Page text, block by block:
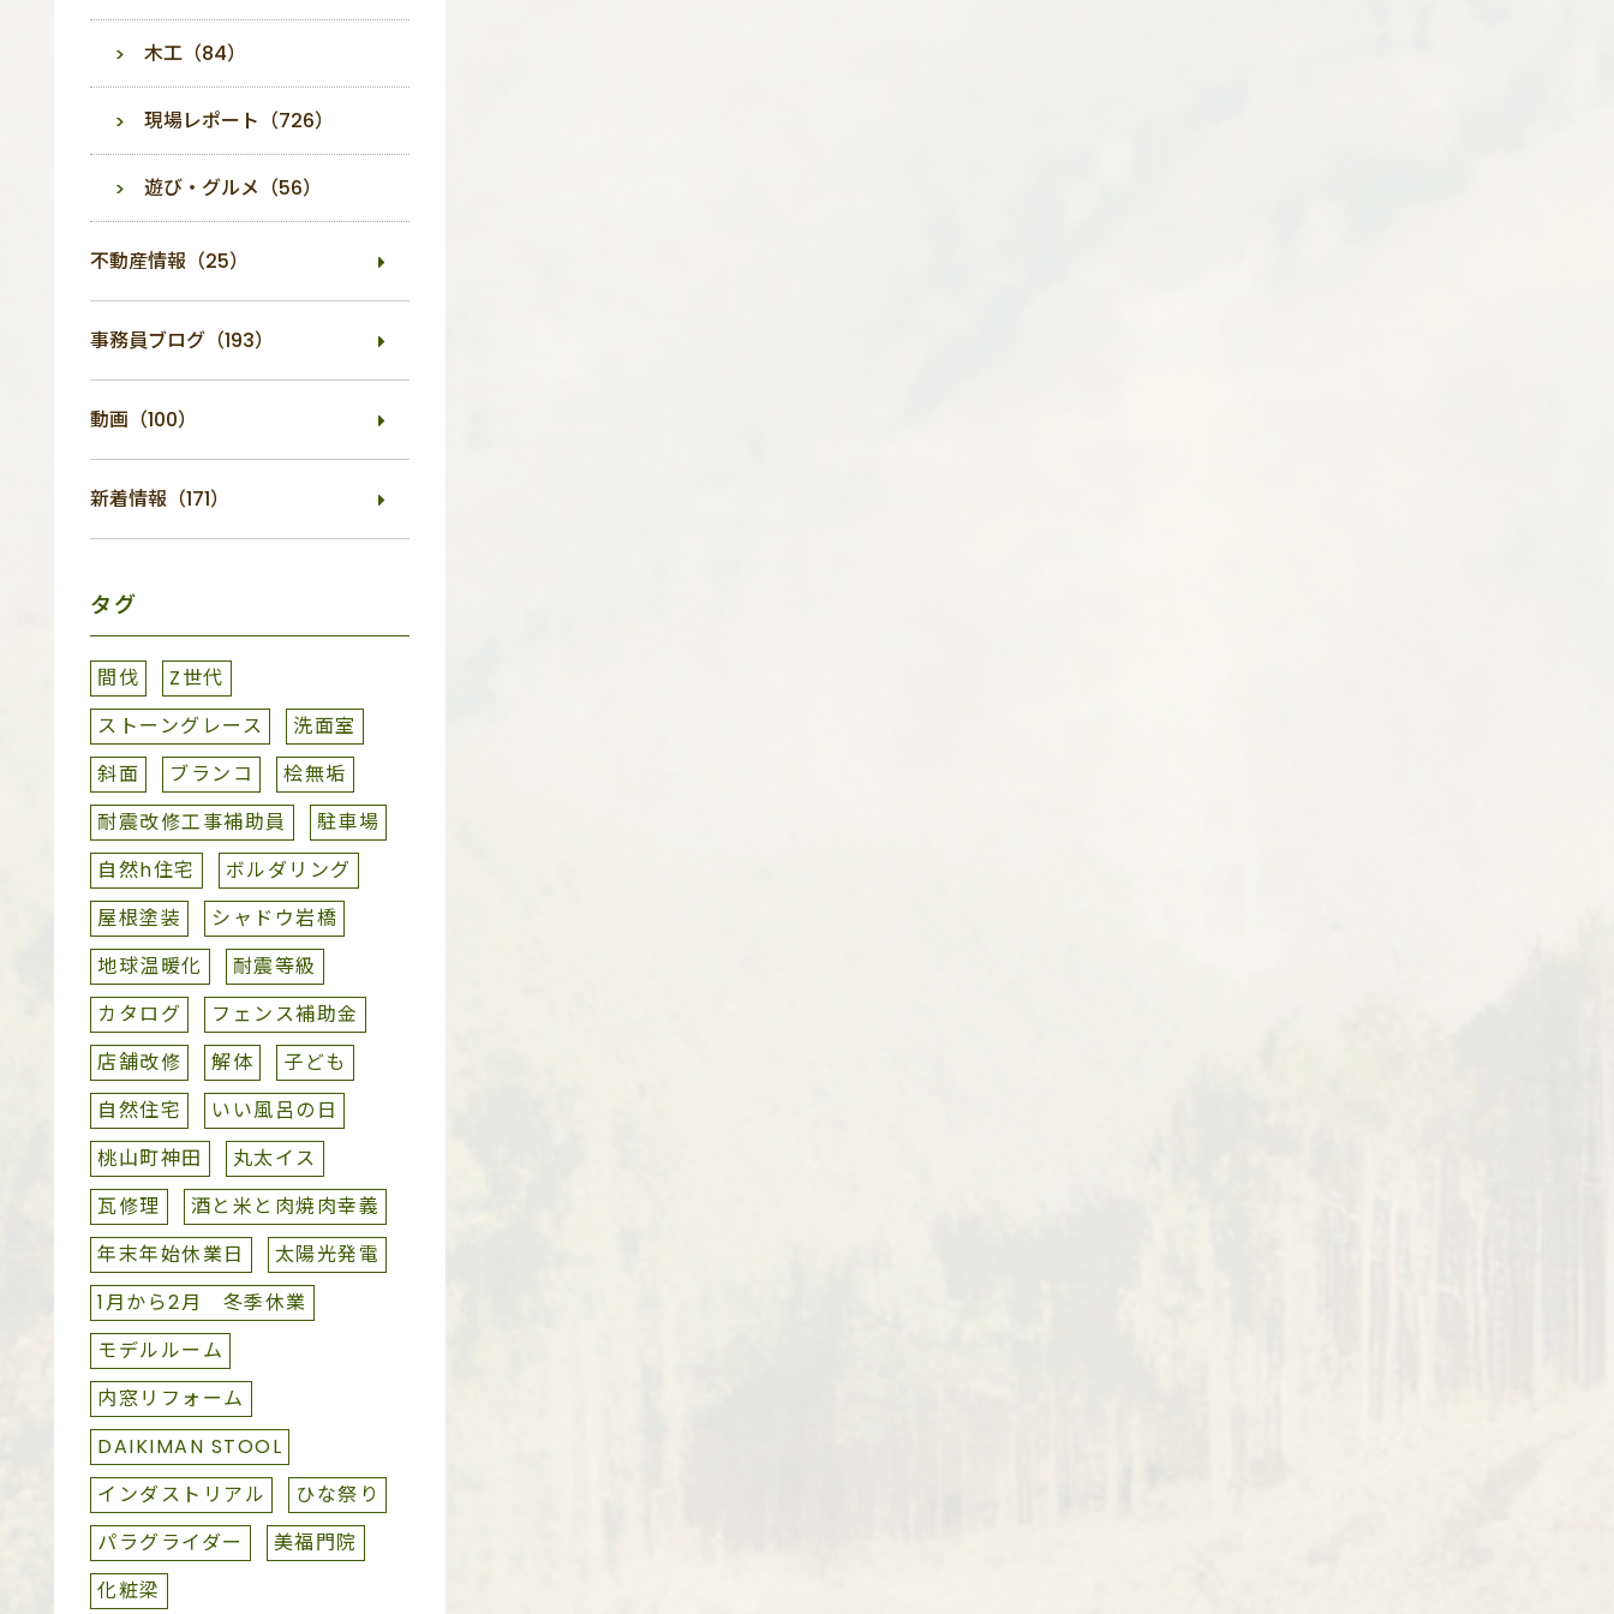
木工（84）
現場レポート（726）
遊び・グルメ（56）
不動産情報（25）
事務員ブログ（193）
動画（100）
新着情報（171）
タグ
間伐
Z世代
ストーングレース
洗面室
斜面
ブランコ
桧無垢
耐震改修工事補助員
駐車場
自然h住宅
ボルダリング
屋根塗装
シャドウ岩橋
地球温暖化
耐震等級
カタログ
フェンス補助金
店舗改修
解体
子ども
自然住宅
いい風呂の日
桃山町神田
丸太イス
瓦修理
酒と米と肉焼肉幸義
年末年始休業日
太陽光発電
1月から2月 冬季休業
モデルルーム
内窓リフォーム
DAIKIMAN STOOL
インダストリアル
ひな祭り
パラグライダー
美福門院
化粧梁